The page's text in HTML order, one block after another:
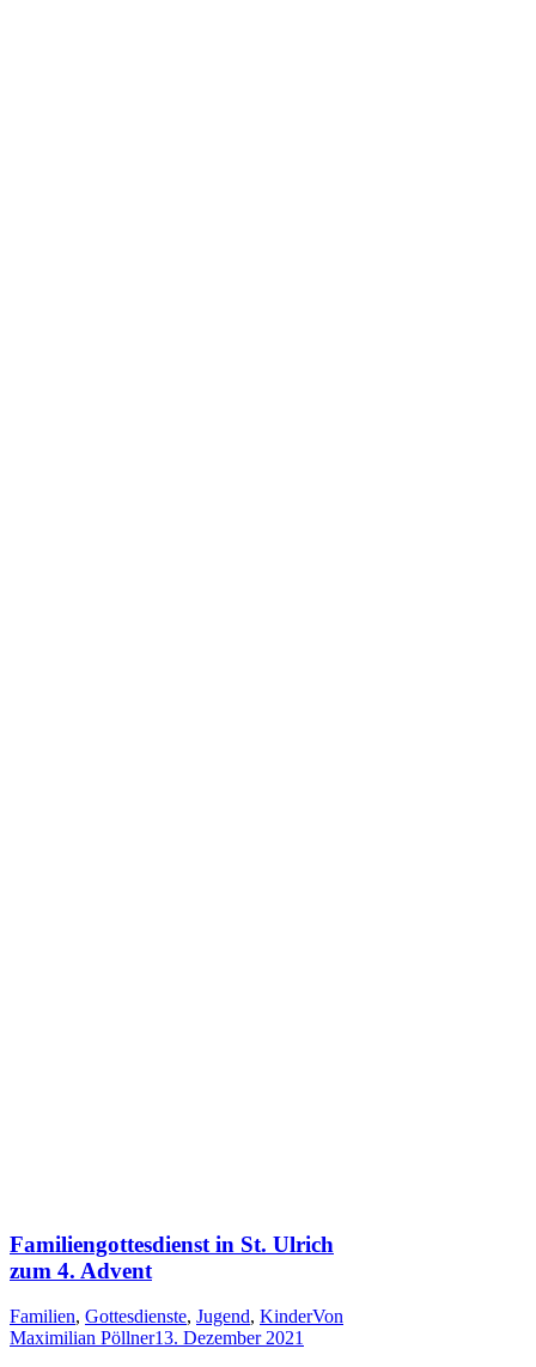
Familiengottesdienst in St. Ulrich
zum 4. Advent
Familien, Gottesdienste, Jugend, KinderVon
Maximilian Pöllner13. Dezember 2021